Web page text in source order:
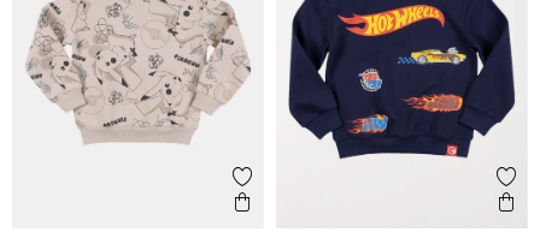
Ajouter aux favoris
Aperçu rapide